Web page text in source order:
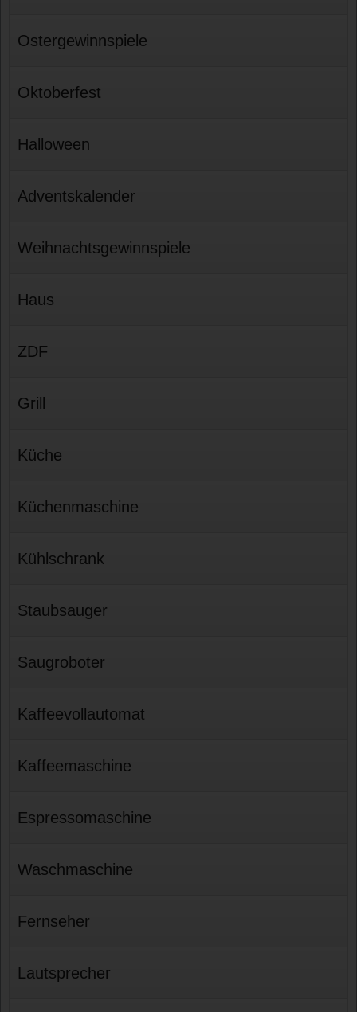
Ostergewinnspiele
Oktoberfest
Halloween
Adventskalender
Weihnachtsgewinnspiele
Haus
ZDF
Grill
Küche
Küchenmaschine
Kühlschrank
Staubsauger
Saugroboter
Kaffeevollautomat
Kaffeemaschine
Espressomaschine
Waschmaschine
Fernseher
Lautsprecher